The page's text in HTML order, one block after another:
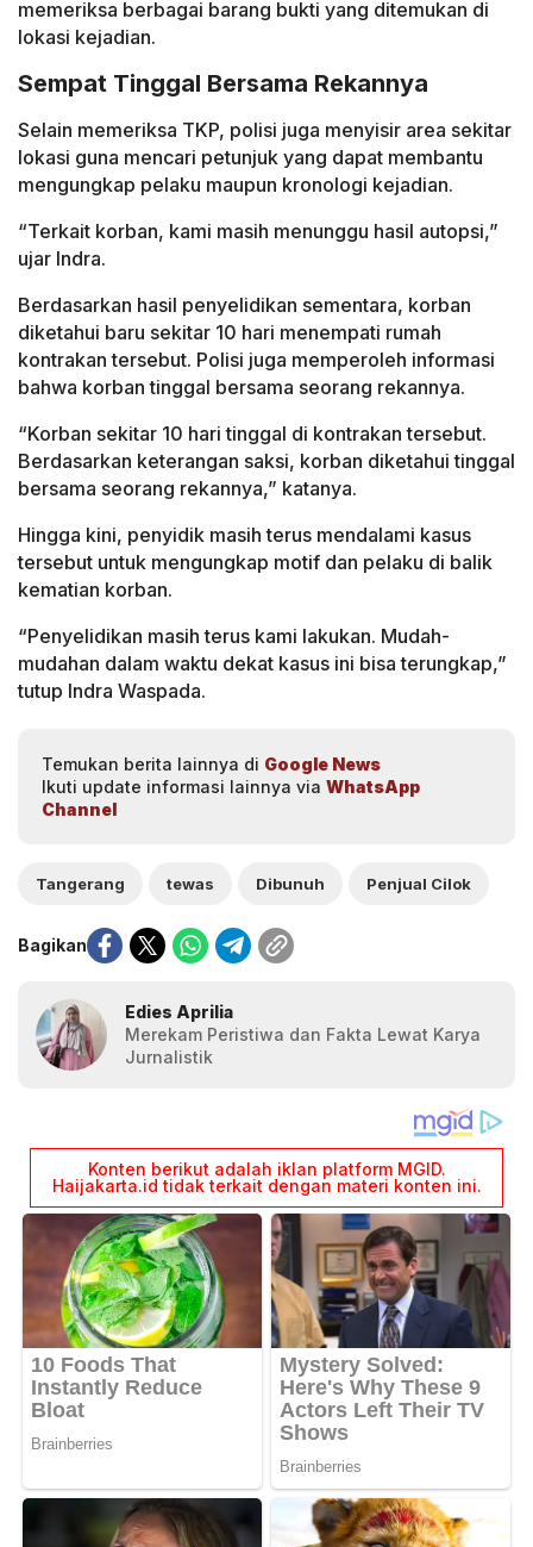
memeriksa berbagai barang bukti yang ditemukan di
lokasi kejadian.
Sempat Tinggal Bersama Rekannya
Selain memeriksa TKP, polisi juga menyisir area sekitar
lokasi guna mencari petunjuk yang dapat membantu
mengungkap pelaku maupun kronologi kejadian.
“Terkait korban, kami masih menunggu hasil autopsi,”
ujar Indra.
Berdasarkan hasil penyelidikan sementara, korban
diketahui baru sekitar 10 hari menempati rumah
kontrakan tersebut. Polisi juga memperoleh informasi
bahwa korban tinggal bersama seorang rekannya.
“Korban sekitar 10 hari tinggal di kontrakan tersebut.
Berdasarkan keterangan saksi, korban diketahui tinggal
bersama seorang rekannya,” katanya.
Hingga kini, penyidik masih terus mendalami kasus
tersebut untuk mengungkap motif dan pelaku di balik
kematian korban.
“Penyelidikan masih terus kami lakukan. Mudah-
mudahan dalam waktu dekat kasus ini bisa terungkap,”
tutup Indra Waspada.
Temukan berita lainnya di Google News
Ikuti update informasi lainnya via WhatsApp
Channel
Tangerang tewas Dibunuh Penjual Cilok
Bagikan
Edies Aprilia
Merekam Peristiwa dan Fakta Lewat Karya
Jurnalistik